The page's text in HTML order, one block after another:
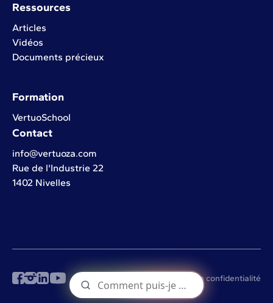
Ressources
Articles
Vidéos
Documents précieux
Formation
VertuoSchool
Contact
info@vertuoza.com
Rue de l'Industrie 22
1402 Nivelles
Politique de confidentialité